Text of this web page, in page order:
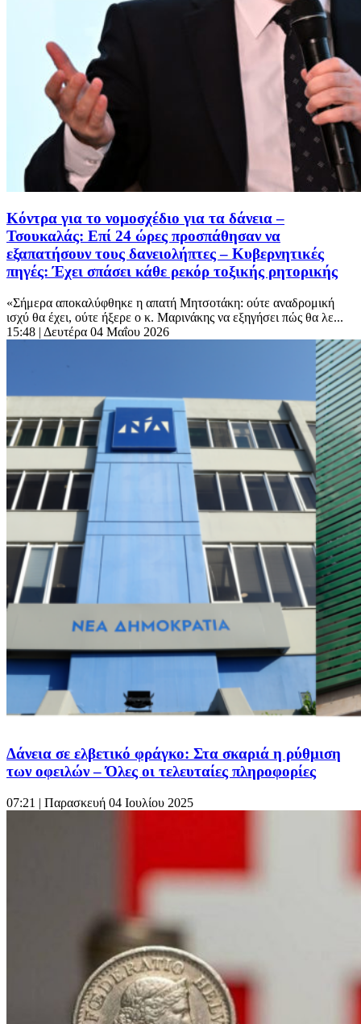
Κόντρα για το νομοσχέδιο για τα δάνεια –
Τσουκαλάς: Επί 24 ώρες προσπάθησαν να
εξαπατήσουν τους δανειολήπτες – Κυβερνητικές
πηγές: Έχει σπάσει κάθε ρεκόρ τοξικής ρητορικής
«Σήμερα αποκαλύφθηκε η απατή Μητσοτάκη: ούτε αναδρομική
ισχύ θα έχει, ούτε ήξερε ο κ. Μαρινάκης να εξηγήσει πώς θα λε...
15:48 | Δευτέρα 04 Μαΐου 2026
Δάνεια σε ελβετικό φράγκο: Στα σκαριά η ρύθμιση
των οφειλών – Όλες οι τελευταίες πληροφορίες
07:21 | Παρασκευή 04 Ιουλίου 2025